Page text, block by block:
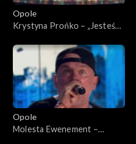
Opole
Krystyna Prońko – „Jesteś
Koncert „Autobiografia.
Jubileusz Bogdana Olewicza”
Opole
Molesta Ewenement –